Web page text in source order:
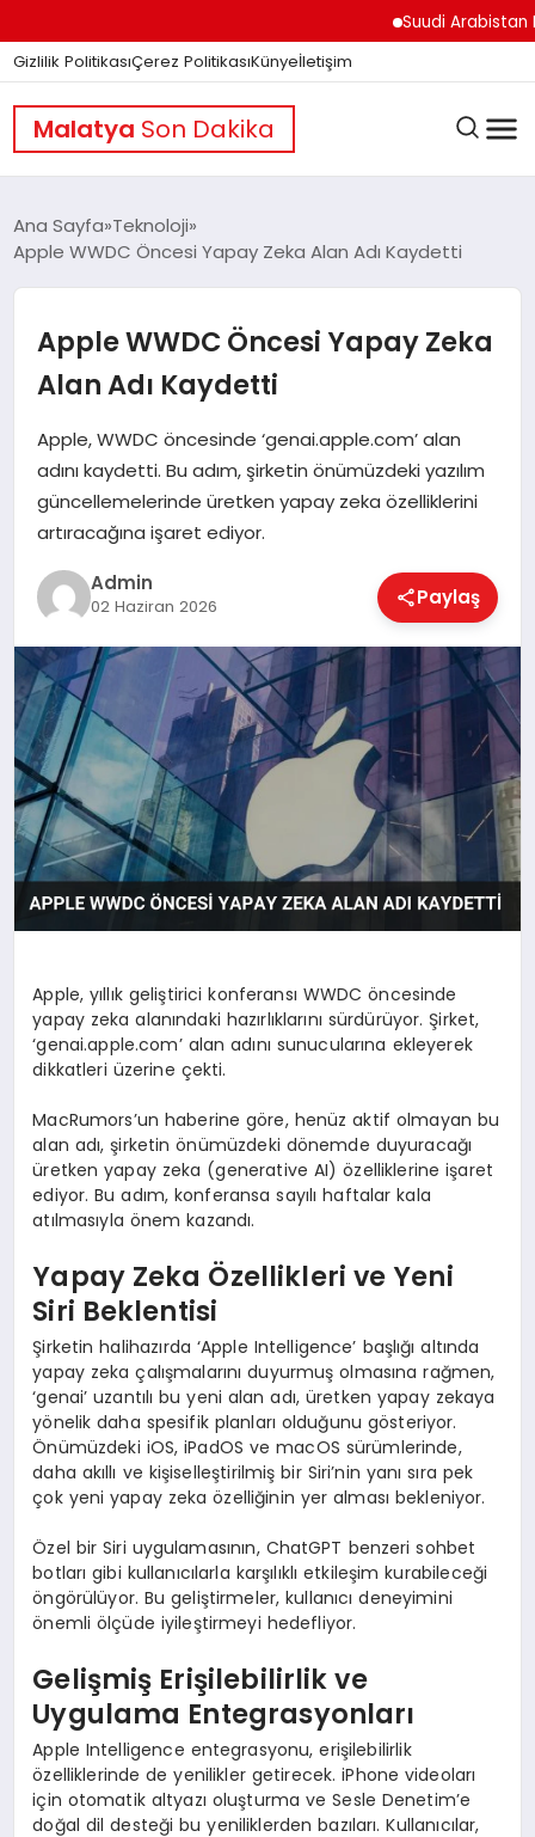
Suudi Arabistan
Gizlilik PolitikasıÇerez PolitikasıKünyeİletişim
Malatya Son Dakika
GÜNDEM
DÜNYA
EĞITIM
EKONOMI
SAĞLIK
SPOR
TEKNOLOJI
Ana Sayfa Teknoloji
Apple WWDC Öncesi Yapay Zeka Alan Adı Kaydetti
Apple WWDC Öncesi Yapay Zeka
Alan Adı Kaydetti
Apple, WWDC öncesinde ‘genai.apple.com’ alan
adını kaydetti. Bu adım, şirketin önümüzdeki yazılım
güncellemelerinde üretken yapay zeka özelliklerini
artıracağına işaret ediyor.
Admin
02 Haziran 2026 Paylaş
Apple, yıllık geliştirici konferansı WWDC öncesinde
yapay zeka alanındaki hazırlıklarını sürdürüyor. Şirket,
‘genai.apple.com’ alan adını sunucularına ekleyerek
dikkatleri üzerine çekti.
MacRumors’un haberine göre, henüz aktif olmayan bu
alan adı, şirketin önümüzdeki dönemde duyuracağı
üretken yapay zeka (generative AI) özelliklerine işaret
ediyor. Bu adım, konferansa sayılı haftalar kala
atılmasıyla önem kazandı.
Yapay Zeka Özellikleri ve Yeni
Siri Beklentisi
Şirketin halihazırda ‘Apple Intelligence’ başlığı altında
yapay zeka çalışmalarını duyurmuş olmasına rağmen,
‘genai’ uzantılı bu yeni alan adı, üretken yapay zekaya
yönelik daha spesifik planları olduğunu gösteriyor.
Önümüzdeki iOS, iPadOS ve macOS sürümlerinde,
daha akıllı ve kişiselleştirilmiş bir Siri’nin yanı sıra pek
çok yeni yapay zeka özelliğinin yer alması bekleniyor.
Özel bir Siri uygulamasının, ChatGPT benzeri sohbet
botları gibi kullanıcılarla karşılıklı etkileşim kurabileceği
öngörülüyor. Bu geliştirmeler, kullanıcı deneyimini
önemli ölçüde iyileştirmeyi hedefliyor.
Gelişmiş Erişilebilirlik ve
Uygulama Entegrasyonları
Apple Intelligence entegrasyonu, erişilebilirlik
özelliklerinde de yenilikler getirecek. iPhone videoları
için otomatik altyazı oluşturma ve Sesle Denetim’e
doğal dil desteği bu yeniliklerden bazıları. Kullanıcılar,